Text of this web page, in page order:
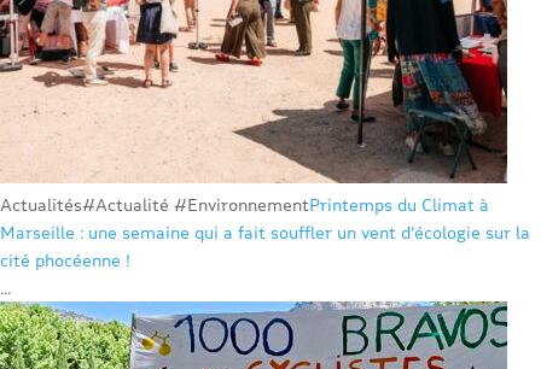
Actualités#Actualité #EnvironnementPrintemps du Climat à
Marseille : une semaine qui a fait souffler un vent d’écologie sur la
cité phocéenne !
...